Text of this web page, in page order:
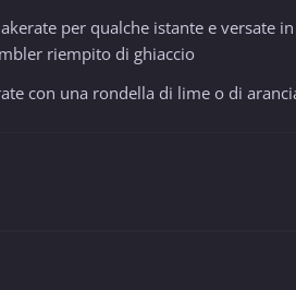
per qualche istante e versate
riempito di ghiaccio
con una rondella di lime o di